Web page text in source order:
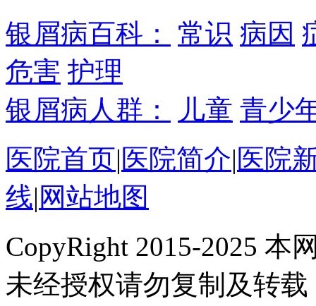
银屑病百科：
常识 病因
危害 护理
银屑病人群：
儿童 青少
医院首页|医院简介|医院
线| 网站地图
CopyRight 2015-2025 本
未经授权请勿复制及转载